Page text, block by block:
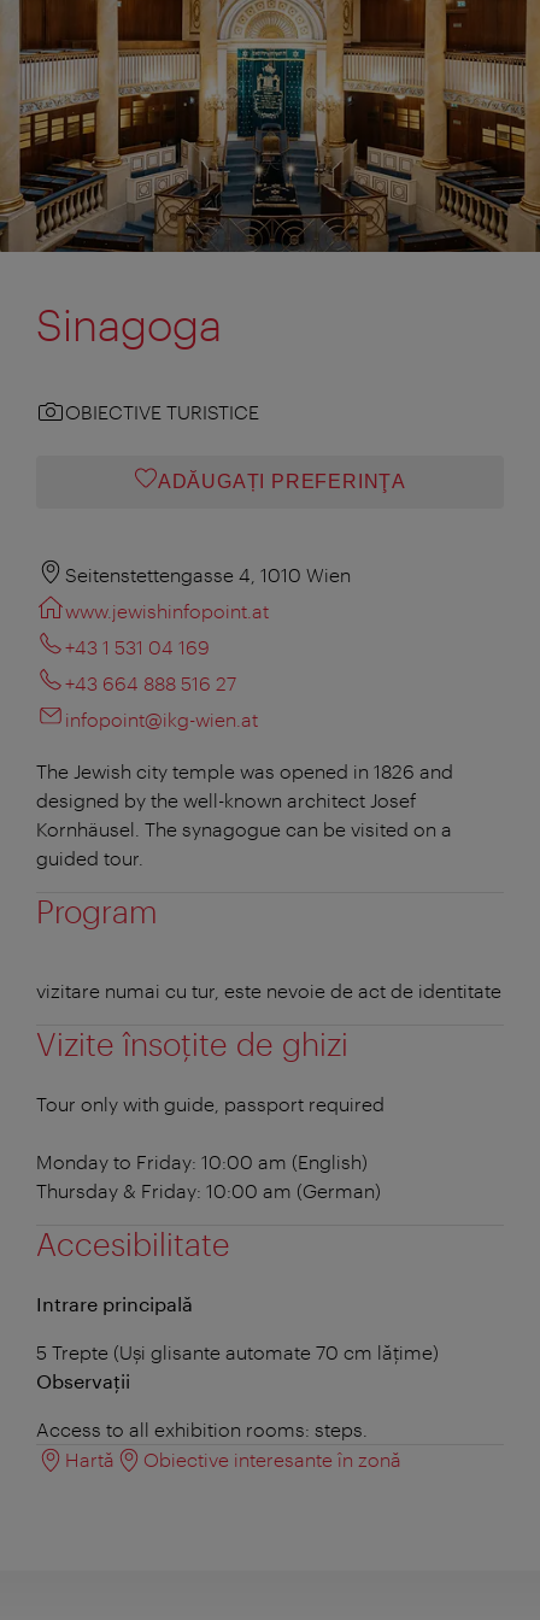
Sinagoga
OBIECTIVE TURISTICE
ADĂUGAȚI PREFERINŢA
Seitenstettengasse 4, 1010 Wien
www.jewishinfopoint.at
+43 1 531 04 169
+43 664 888 516 27
infopoint@ikg-wien.at
The Jewish city temple was opened in 1826 and
designed by the well-known architect Josef
Kornhäusel. The synagogue can be visited on a
guided tour.
Program
vizitare numai cu tur, este nevoie de act de identitate
Vizite însoţite de ghizi
Tour only with guide, passport required
Monday to Friday: 10:00 am (English)
Thursday & Friday: 10:00 am (German)
Accesibilitate
Intrare principală
5 Trepte (Uși glisante automate 70 cm lățime)
Observații
Access to all exhibition rooms: steps.
Hartă
Obiective interesante în zonă